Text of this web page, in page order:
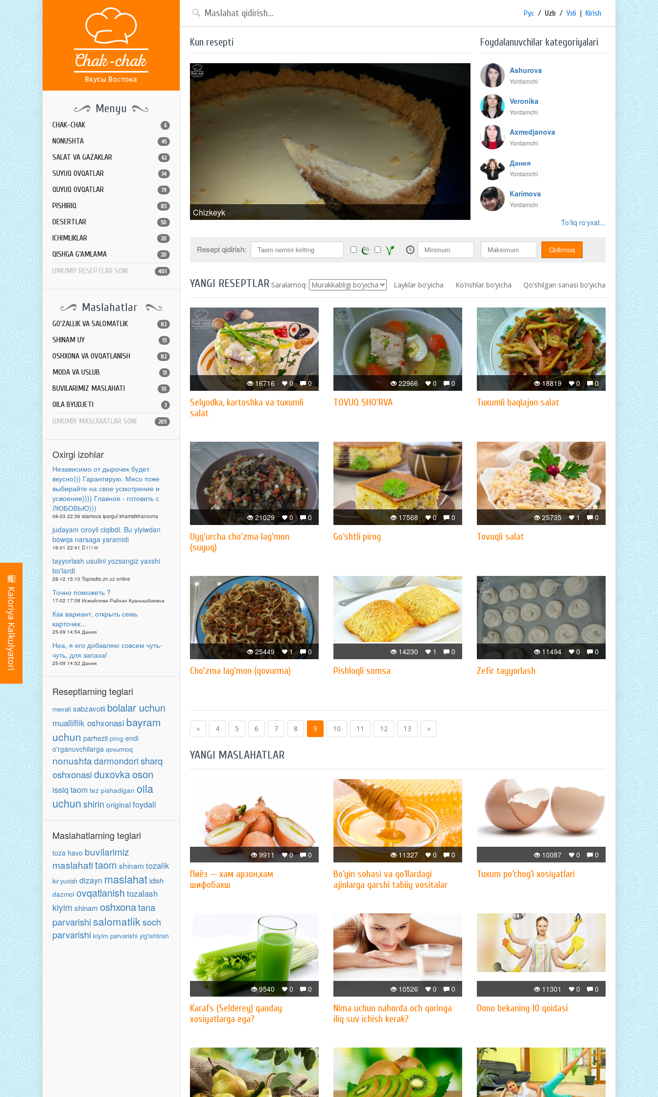
Menyu
CHAK-CHAK 6
NONUSHTA 45
SALAT VA GAZAKLAR 62
SUYUQ OVQATLAR 34
QUYUQ OVQATLAR 79
PISHIRIQ 85
DESERTLAR 50
ICHIMLIKLAR 20
QISHGA G'AMLAMA 20
UMUMIY RESEPTLAR SONI 401
Maslahatlar
GO'ZALLIK VA SALOMATLIK 82
SHINAM UY 15
OSHXONA VA OVQATLANISH 82
MODA VA USLUB 13
BUVILARIMIZ MASLAHATI 10
OILA BYUDJETI 3
UMUMIY MASLAXATLAR SONI 205
Oxirgi izohlar
Независимо от дырочек будет
вкусно))) Гарантирую. Мясо тоже
выбирайте на свое усмотрение и
усвоение)))) Главное - готовить с
ЛЮБОВЬЮ)))
08-03 22:36 islamova ipargul khamidkhanovna
judayam ciroyli ciqibdi. Bu yiyiwdan
bowqa narsaga yaramidi
16-01 22:41 D i l i m
tayyorlash usulini yozsangiz yaxshi
bo'lardi
28-12 15:10 Topradio.zn.uz online
Точно поможеть ?
17-02 17:08 Исмайлова Райхан Куанышбаевна
Как вариант, открыть семь
карточек...
25-09 14:54 Дания
Неа, я его добавляю совсем чуть-
чуть, для запаха!
25-09 14:52 Дания
Reseptlarning teglari
mevali sabzavotli bolalar uchun
mualliflik oshxonasi bayram
uchun parhezli pirog endi
o'rganuvchilarga qovurmoq
nonushta darmondori sharq
oshxonasiduxovkaoson
issiq taom tez pishadigan oila
uchunshirin originalfoydali
Maslahatlarning teglari
toza havo buvilarimiz
maslahatitaom shinam tozalik
kir yuvish dizayn maslahatidish
dazmol ovqatlanish tozalash
kiyim shinam oshxonatana
parvarishisalomatliksoch
parvarishi kiyim parvarishi yig'ishtirish
Рус / Uzb / Узб | Kirish
Kun resepti
Chizkeyk
Foydalanuvchilar kategoriyalari
Ashurova
Yordamchi
Veronika
Yordamchi
Axmedjanova
Yordamchi
Дания
Yordamchi
Karimova
Yordamchi
To‘liq ro‘yxat...
Resept qidirish:
YANGI RESEPTLAR Saralamoq: Layklar bo’yicha Ko‘rishlar bo‘yicha Qo’shilgan sanasi bo’yicha
0
0
16716
Selyodka, kartoshka va tuxumli
salat
0
0
22966
TOVUQ SHO'RVA
0
0
18819
Tuxumli baqlajon salat
0
0
21029
Uyg'urcha cho'zma lag'mon
(suyuq)
0
0
17568
Go‘shtli pirog
0
1
25735
Tovuqli salat
0
1
25449
Cho'zma lag'mon (qovurma)
0
1
14230
Pishloqli somsa
0
0
11494
Zefir tayyorlash
« 4 5 6 7 8 9 10 11 12 13 »
YANGI MASLAHATLAR
0
0
9911
Пиёз — xам арзон,xам
шифобахш
0
0
11327
Bo‘yin sohasi va qo‘llardagi
ajinlarga qarshi tabiiy vositalar
0
0
10087
Tuxum po‘chog‘i xosiyatlari
0
0
9540
Karafs (Selderey) qanday
xosiyatlarga ega?
0
0
10526
Nima uchun nahorda och qoringa
iliq suv ichish kerak?
0
0
11301
Dono bekaning 10 qoidasi